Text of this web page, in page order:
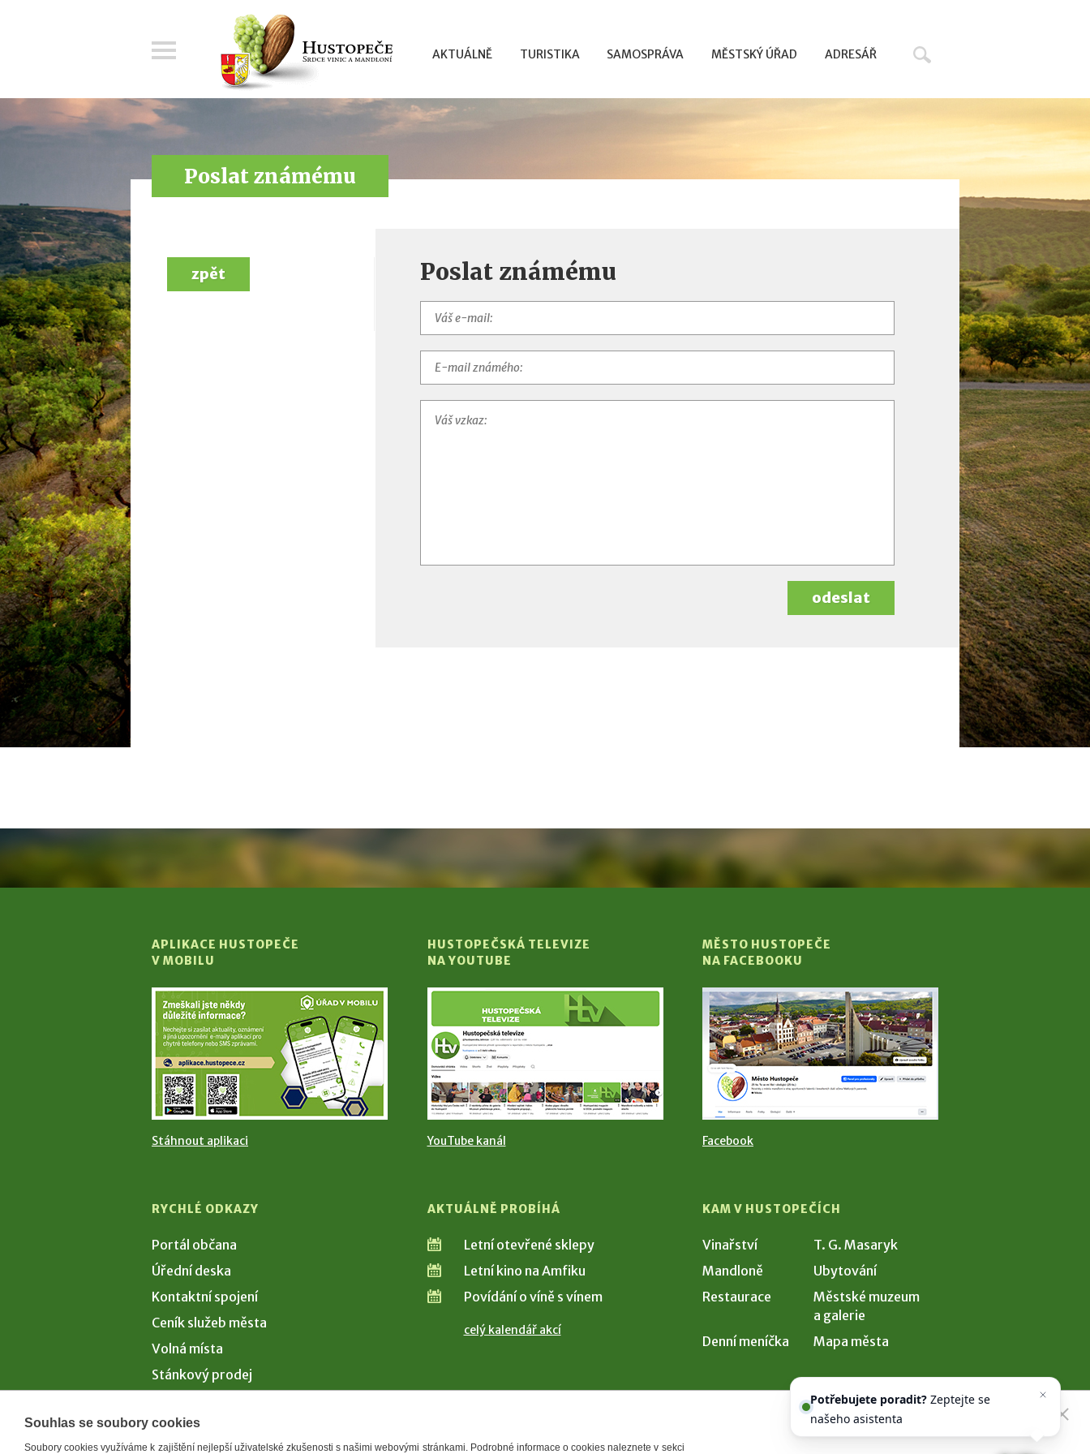
AKTUÁLNĚ TURISTIKA SAMOSPRÁVA MĚSTSKÝ ÚŘAD ADRESÁŘ
Poslat známému
Poslat známému
odeslat
zpět
APLIKACE HUSTOPEČE
V MOBILU
Stáhnout aplikaci
HUSTOPEČSKÁ TELEVIZE
NA YOUTUBE
YouTube kanál
MĚSTO HUSTOPEČE
NA FACEBOOKU
Facebook
RYCHLÉ ODKAZY
Portál občana
Úřední deska
Kontaktní spojení
Ceník služeb města
Volná místa
Stánkový prodej
AKTUÁLNĚ PROBÍHÁ
Letní otevřené sklepy
Letní kino na Amfiku
Povídání o víně s vínem
celý kalendář akcí
KAM V HUSTOPEČÍCH
Vinařství
T. G. Masaryk
Mandloně
Ubytování
Restaurace
Městské muzeum
a galerie
Denní meníčka
Mapa města
Souhlas se soubory cookies
Soubory cookies využíváme k zajištění nejlepší uživatelské zkušenosti s našimi webovými stránkami. Podrobné informace o cookies naleznete v sekci
Potřebujete poradit?Zeptejte se
našeho asistenta